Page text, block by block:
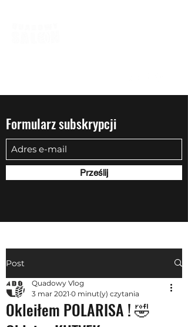
Formularz subskrypcji
Prześlij
Post
Okleiłem POLARISA ! 🤣
Quadowy Vlog
3 mar 2021 0 minut(y) czytania